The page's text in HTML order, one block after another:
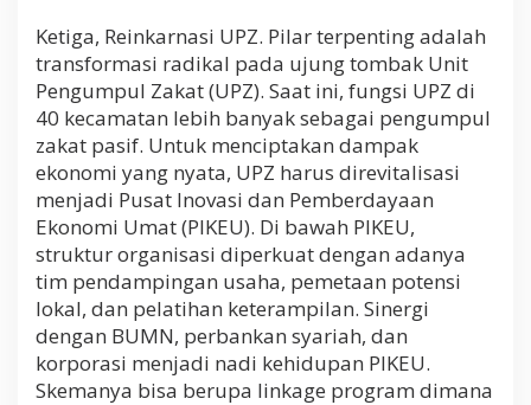
Ketiga, Reinkarnasi UPZ. Pilar terpenting adalah
transformasi radikal pada ujung tombak Unit
Pengumpul Zakat (UPZ). Saat ini, fungsi UPZ di
40 kecamatan lebih banyak sebagai pengumpul
zakat pasif. Untuk menciptakan dampak
ekonomi yang nyata, UPZ harus direvitalisasi
menjadi Pusat Inovasi dan Pemberdayaan
Ekonomi Umat (PIKEU). Di bawah PIKEU,
struktur organisasi diperkuat dengan adanya
tim pendampingan usaha, pemetaan potensi
lokal, dan pelatihan keterampilan. Sinergi
dengan BUMN, perbankan syariah, dan
korporasi menjadi nadi kehidupan PIKEU.
Skemanya bisa berupa linkage program dimana